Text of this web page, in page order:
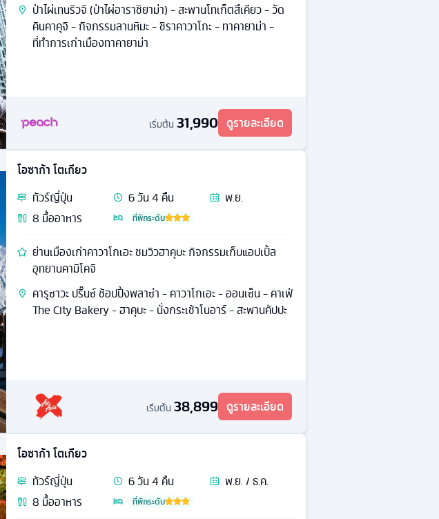
ป่าไผ่เทนริวจิ (ป่าไผ่อาราชิยาม่า) - สะพานโทเก็ตสึเคียว - วัด
คินคาคุจิ - กิจกรรมลานหิมะ - ชิราคาวาโกะ - ทาคายาม่า -
ที่ทำการเก่าเมืองทาคายาม่า
เริ่มต้น 31,990 ดูรายละเอียด
โอซาก้า โตเกียว
ทัวร์ญี่ปุ่น 6วัน4 คืน
พ.ย.
8 มื้ออาหาร ที่พักระดับ
ย่านเมืองเก่าคาวาโกเอะ ชมวิวฮาคุบะ กิจกรรมเก็บแอปเปิ้ล
อุทยานคามิโคจิ
คารุซาวะ ปริ๊นซ์ ช้อปปิ้งพลาซ่า - คาวาโกเอะ - ออนเซ็น - คาเฟ่
The City Bakery - ฮาคุบะ - นั่งกระเช้าโนอาร์ - สะพานคัปปะ
เริ่มต้น 38,899 ดูรายละเอียด
โอซาก้า โตเกียว
ทัวร์ญี่ปุ่น 6วัน4 คืน
พ.ย. / ธ.ค.
8 มื้ออาหาร ที่พักระดับ